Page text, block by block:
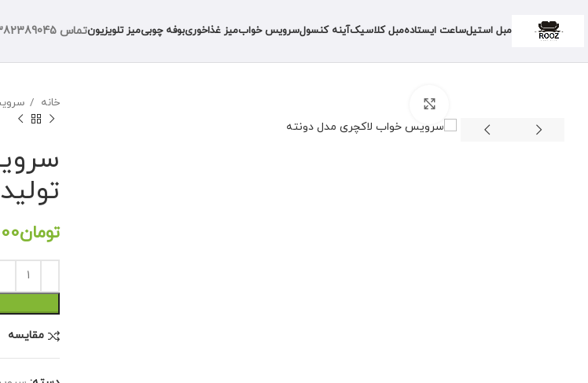
مبل استیلساعت ایستادهمبل کلاسیکآینه کنسولسرویس خوابمیز غذاخوریبوفه چوبیمیز تلویزیونتماس
خانه
تومان
مقايسه